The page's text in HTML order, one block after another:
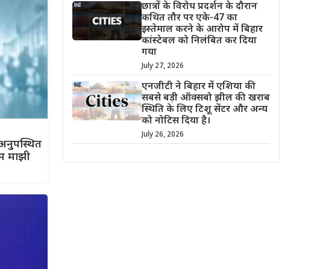
माझी
छात्रों के विरोध प्रदर्शन के दौरान
कथित तौर पर एके-47 का
इस्तेमाल करने के आरोप में बिहार
कांस्टेबल को निलंबित कर दिया
गया
July 27, 2026
एनजीटी ने बिहार में एशिया की
सबसे बड़ी ऑक्सबो झील की खराब
स्थिति के लिए टिशू सेंटर और अन्य
को नोटिस दिया है।
July 26, 2026